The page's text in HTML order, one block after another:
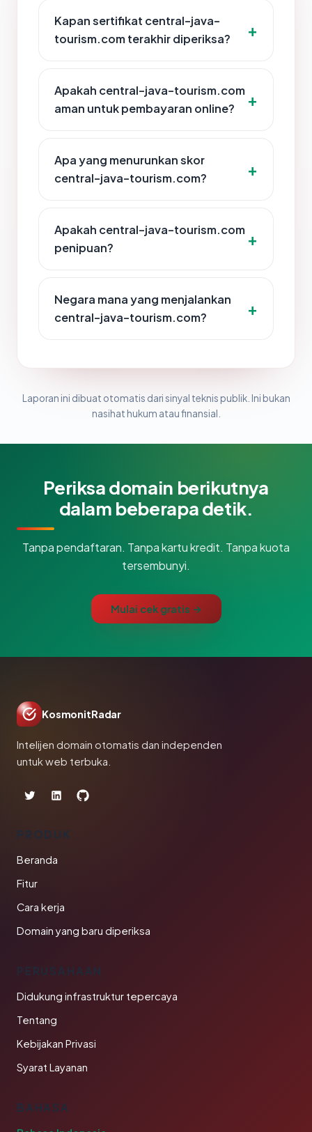
Kapan sertifikat central-java-
tourism.com terakhir diperiksa?
Apakah central-java-tourism.com
aman untuk pembayaran online?
Apa yang menurunkan skor
central-java-tourism.com?
Apakah central-java-tourism.com
penipuan?
Negara mana yang menjalankan
central-java-tourism.com?
Laporan ini dibuat otomatis dari sinyal teknis publik. Ini bukan
nasihat hukum atau finansial.
Periksa domain berikutnya
dalam beberapa detik.
Tanpa pendaftaran. Tanpa kartu kredit. Tanpa kuota
tersembunyi.
Mulai cek gratis →
KosmonitRadar
Intelijen domain otomatis dan independen
untuk web terbuka.
PRODUK
Beranda
Fitur
Cara kerja
Domain yang baru diperiksa
PERUSAHAAN
Didukung infrastruktur tepercaya
Tentang
Kebijakan Privasi
Syarat Layanan
BAHASA